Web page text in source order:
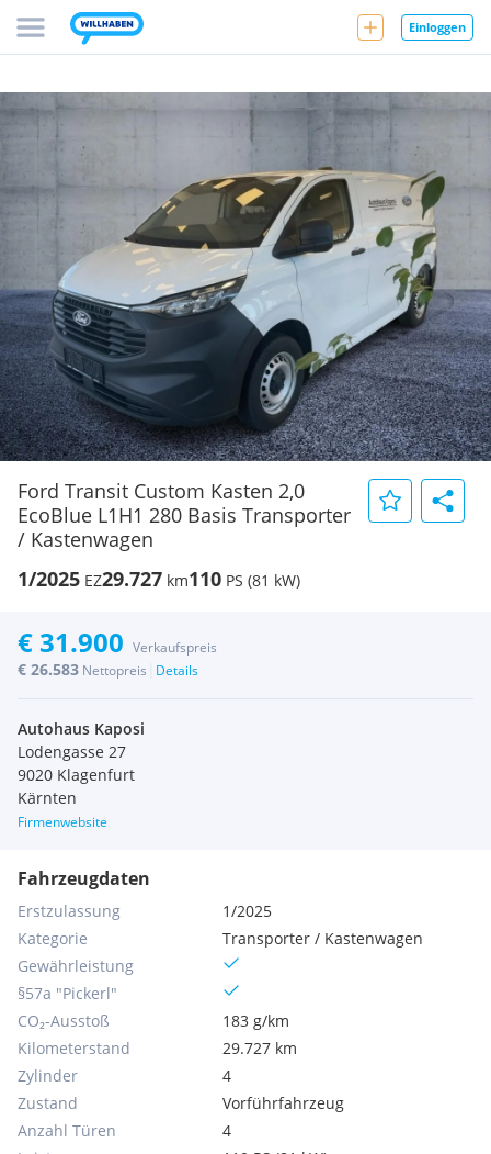
Einloggen
Ford Transit Custom Kasten 2,0
EcoBlue L1H1 280 Basis Transporter
/ Kastenwagen
1/2025 EZ29.727 km110 PS (81 kW)
€ 31.900 Verkaufspreis
€ 26.583 Nettopreis Details
Autohaus Kaposi
Lodengasse 27
9020 Klagenfurt
Kärnten
Firmenwebsite
Fahrzeugdaten
Erstzulassung
1/2025
Kategorie
Transporter / Kastenwagen
Gewährleistung
§57a "Pickerl"
CO₂-Ausstoß
183 g/km
Kilometerstand
29.727 km
Zylinder
4
Zustand
Vorführfahrzeug
Anzahl Türen
4